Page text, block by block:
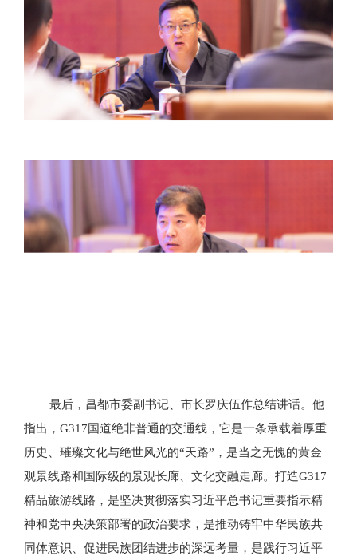
最后，昌都市委副书记、市长罗庆伍作总结讲话。他
指出， G317国道绝非普通的交通线，它是一条承载着厚重
历史、璀璨文化与绝世风光的“天路”，是当之无愧的黄金
观景线路和国际级的景观长廊、文化交融走廊。打造G317
精品旅游线路， 是坚决贯彻落实习近平总书记重要指示精
神和党中央决策部署的政治要求，是推动铸牢中华民族共
同体意识、促进民族团结进步的深远考量，是践行习近平